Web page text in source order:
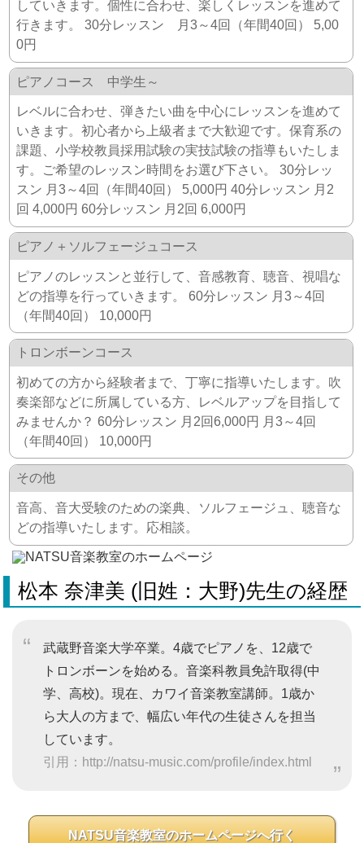
していきます。個性に合わせ、楽しくレッスンを進めて
行きます。 30分レッスン 月3～4回（年間40回） 5,00
0円
ピアノコース 中学生～
レベルに合わせ、弾きたい曲を中心にレッスンを進めて
いきます。初心者から上級者まで大歓迎です。保育系の
課題、小学校教員採用試験の実技試験の指導もいたしま
す。ご希望のレッスン時間をお選び下さい。 30分レッ
スン 月3～4回（年間40回） 5,000円 40分レッスン 月2
回 4,000円 60分レッスン 月2回 6,000円
ピアノ＋ソルフェージュコース
ピアノのレッスンと並行して、音感教育、聴音、視唱な
どの指導を行っていきます。 60分レッスン 月3～4回
（年間40回） 10,000円
トロンボーンコース
初めての方から経験者まで、丁寧に指導いたします。吹
奏楽部などに所属している方、レベルアップを目指して
みませんか？ 60分レッスン 月2回6,000円 月3～4回
（年間40回） 10,000円
その他
音高、音大受験のための楽典、ソルフェージュ、聴音な
どの指導いたします。応相談。
松本 奈津美 (旧姓：大野)先生の経歴
武蔵野音楽大学卒業。4歳でピアノを、12歳で
トロンボーンを始める。音楽科教員免許取得(中
学、高校)。現在、カワイ音楽教室講師。1歳か
ら大人の方まで、幅広い年代の生徒さんを担当
しています。
引用：http://natsu-music.com/profile/index.html
NATSU音楽教室のホームページへ行く